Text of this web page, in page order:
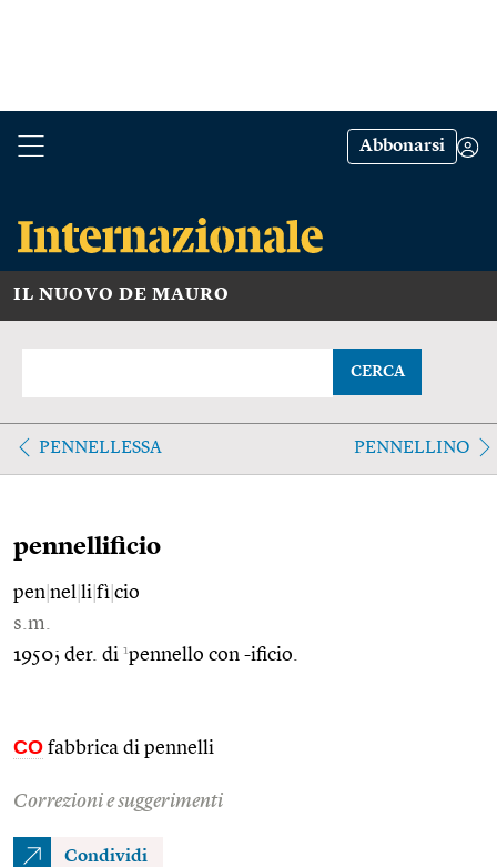
Abbonarsi
IL NUOVO DE MAURO
CERCA
PENNELLESSA PENNELLINO
pennellificio
pen nel li fì cio
s.m.
1950; der. di 1pennello con -ificio.
CO fabbrica di pennelli
Correzioni e suggerimenti
Condividi